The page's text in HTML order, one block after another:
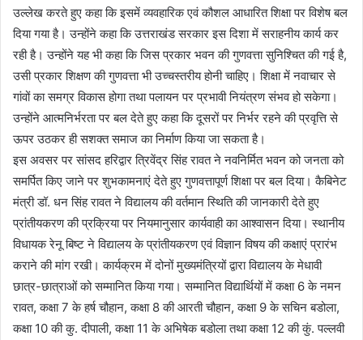
उल्लेख करते हुए कहा कि इसमें व्यवहारिक एवं कौशल आधारित शिक्षा पर विशेष बल
दिया गया है। उन्होंने कहा कि उत्तराखंड सरकार इस दिशा में सराहनीय कार्य कर
रही है। उन्होंने यह भी कहा कि जिस प्रकार भवन की गुणवत्ता सुनिश्चित की गई है,
उसी प्रकार शिक्षण की गुणवत्ता भी उच्चस्तरीय होनी चाहिए। शिक्षा में नवाचार से
गांवों का समग्र विकास होगा तथा पलायन पर प्रभावी नियंत्रण संभव हो सकेगा।
उन्होंने आत्मनिर्भरता पर बल देते हुए कहा कि दूसरों पर निर्भर रहने की प्रवृत्ति से
ऊपर उठकर ही सशक्त समाज का निर्माण किया जा सकता है।
इस अवसर पर सांसद हरिद्वार त्रिवेंद्र सिंह रावत ने नवनिर्मित भवन को जनता को
समर्पित किए जाने पर शुभकामनाएं देते हुए गुणवत्तापूर्ण शिक्षा पर बल दिया। कैबिनेट
मंत्री डॉ. धन सिंह रावत ने विद्यालय की वर्तमान स्थिति की जानकारी देते हुए
प्रांतीयकरण की प्रक्रिया पर नियमानुसार कार्यवाही का आश्वासन दिया। स्थानीय
विधायक रेनू बिष्ट ने विद्यालय के प्रांतीयकरण एवं विज्ञान विषय की कक्षाएं प्रारंभ
कराने की मांग रखी। कार्यक्रम में दोनों मुख्यमंत्रियों द्वारा विद्यालय के मेधावी
छात्र-छात्राओं को सम्मानित किया गया। सम्मानित विद्यार्थियों में कक्षा 6 के नमन
रावत, कक्षा 7 के हर्ष चौहान, कक्षा 8 की आरती चौहान, कक्षा 9 के सचिन बडोला,
कक्षा 10 की कु. दीपाली, कक्षा 11 के अभिषेक बडोला तथा कक्षा 12 की कुं. पल्लवी